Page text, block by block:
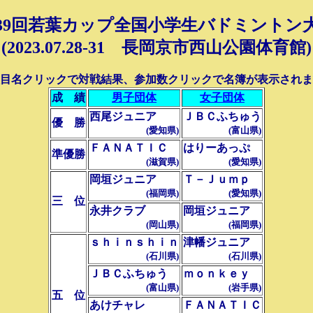
回若葉カップ全国小学生バドミントン
(2023.07.28-31 長岡京市西山公園体育館)
名クリックで対戦結果、参加数クリックで名簿が表示されま
成 績
男子団体 女子団体
優 勝
西尾ジュニア
(愛知県)
ＪＢＣふちゅう
(富山県)
準優勝
ＦＡＮＡＴＩＣ
(滋賀県)
はりーあっぷ
(愛知県)
三 位
岡垣ジュニア
(福岡県)
Ｔ－Ｊｕｍｐ
(愛知県)
永井クラブ
(岡山県)
岡垣ジュニア
(福岡県)
五 位
ｓｈｉｎｓｈｉｎ
(石川県)
津幡ジュニア
(石川県)
ＪＢＣふちゅう
(富山県)
ｍｏｎｋｅｙ
(岩手県)
あけチャレ ＦＡＮＡＴＩＣ